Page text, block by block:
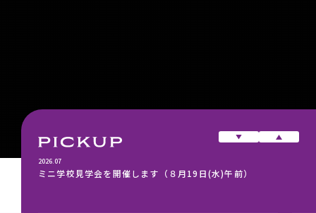
2026.07
ミニ学校見学会を開催します（８月19日(水)午前）